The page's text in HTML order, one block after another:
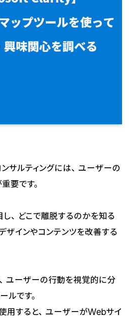
サルティングには、ユーザーの
要です。
、どこで離脱するのかを知る
ザインやコンテンツを改善する
ユーザーの行動を視覚的に分
ルです。
用すると、ユーザーがWebサイ